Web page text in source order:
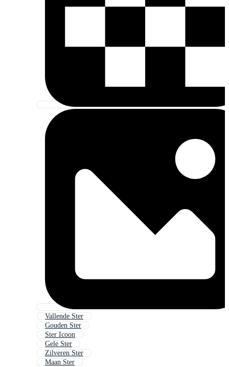
Vallende Ster
Gouden Ster
Ster Icoon
Gele Ster
Zilveren Ster
Maan Ster